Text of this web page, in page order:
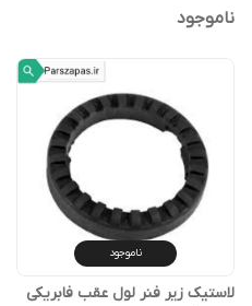
تکی)
ناموجود
ناموجود
لاستیک زیر فنر لول عقب فابریکی